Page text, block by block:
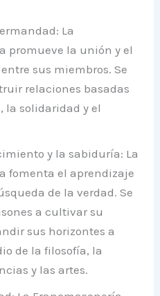
La
promueve la unión y el
sus miembros. Se
relaciones basadas
la solidaridad y el
y la sabiduría: La
fomenta el aprendizaje
de la verdad. Se
a cultivar su
sus horizontes a
de la filosofía, la
y las artes.